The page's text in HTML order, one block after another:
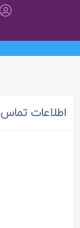
اطلاعات تماس